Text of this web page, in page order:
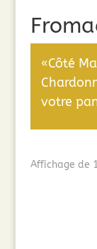
«Côté
votre
Affichage de